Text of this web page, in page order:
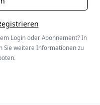
Login oder Abonnement? In
Sie weitere Informationen zu